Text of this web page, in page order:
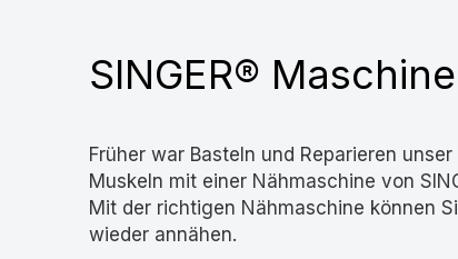
SINGER®
Früher war Basteln und Reparieren
Muskeln mit einer Nähmaschine von
Mit der richtigen Nähmaschine können
wieder annähen.